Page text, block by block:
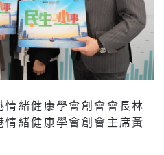
緒健康學會創會會長林
緒健康學會創會主席黃